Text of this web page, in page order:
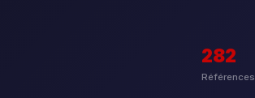
282
Références